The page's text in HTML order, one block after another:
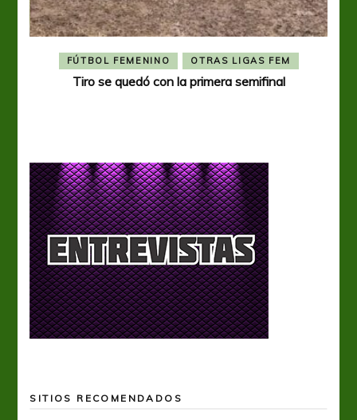
FÚTBOL FEMENINO OTRAS LIGAS FEM
Tiro se quedó con la primera semifinal
SITIOS RECOMENDADOS